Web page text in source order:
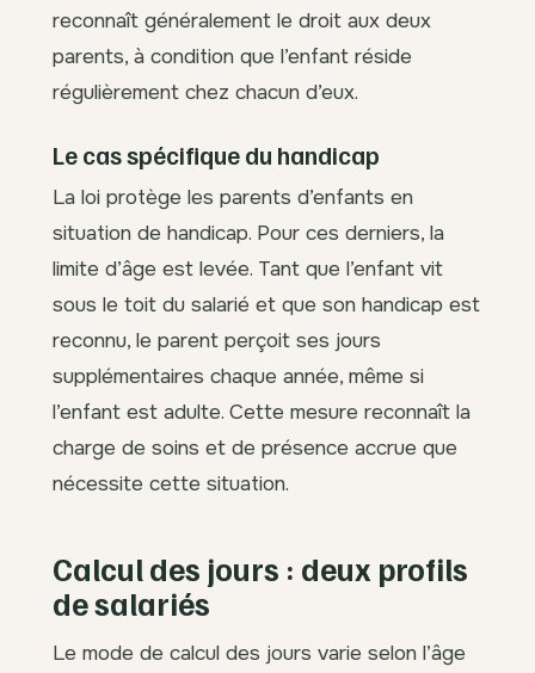
reconnaît généralement le droit aux deux
parents, à condition que l’enfant réside
régulièrement chez chacun d’eux.
Le cas spécifique du handicap
La loi protège les parents d’enfants en
situation de handicap. Pour ces derniers, la
limite d’âge est levée. Tant que l’enfant vit
sous le toit du salarié et que son handicap est
reconnu, le parent perçoit ses jours
supplémentaires chaque année, même si
l’enfant est adulte. Cette mesure reconnaît la
charge de soins et de présence accrue que
nécessite cette situation.
Calcul des jours : deux profils
de salariés
Le mode de calcul des jours varie selon l’âge